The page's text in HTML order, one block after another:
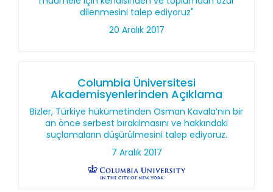
dilenmesini talep ediyoruz"
20 Aralık 2017
Columbia Üniversitesi
Akademisyenlerinden Açıklama
Bizler, Türkiye hükümetinden Osman Kavala’nın bir
an önce serbest bırakılmasını ve hakkındaki
suçlamaların düşürülmesini talep ediyoruz.
7 Aralık 2017